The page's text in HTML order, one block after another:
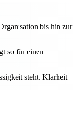
bis hin zur
so für einen
steht. Klarheit